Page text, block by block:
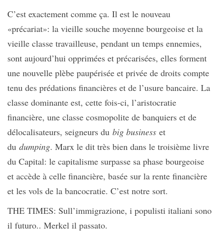
C’est exactement comme ça. Il est le nouveau
«précariat»: la vieille souche moyenne bourgeoise et la
vieille classe travailleuse, pendant un temps ennemies,
sont aujourd’hui opprimées et précarisées, elles forment
une nouvelle plèbe paupérisée et privée de droits compte
tenu des prédations financières et de l’usure bancaire. La
classe dominante est, cette fois-ci, l’aristocratie
financière, une classe cosmopolite de banquiers et de
délocalisateurs, seigneurs du big business et
du dumping. Marx le dit très bien dans le troisième livre
du Capital: le capitalisme surpasse sa phase bourgeoise
et accède à celle financière, basée sur la rente financière
et les vols de la bancocratie. C’est notre sort.
THE TIMES: Sull’immigrazione, i populisti italiani sono
il futuro.. Merkel il passato.